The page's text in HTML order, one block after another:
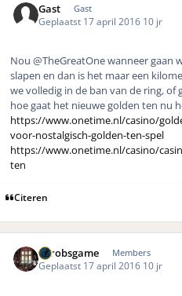
Gast Gast
Geplaatst 17 april 2016 10 jr
Nou @TheGreatOne wanneer gaan
slapen en dan is het maar een
we volledig in de ban van de ring,
hoe gaat het nieuwe golden ten nu
https://www.onetime.nl/casino/
voor-nostalgisch-golden-ten-spel
https://www.onetime.nl/casino/
ten
Citeren
eurobsgame Members
Geplaatst 17 april 2016 10 jr